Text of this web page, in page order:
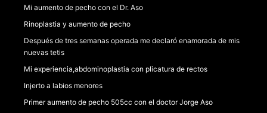
Mi aumento de pecho con el Dr. Aso
Rinoplastia y aumento de pecho
Después de tres semanas operada me declaró enamorada de mis
nuevas tetis
Mi experiencia,abdominoplastia con plicatura de rectos
Injerto a labios menores
Primer aumento de pecho 505cc con el doctor Jorge Aso